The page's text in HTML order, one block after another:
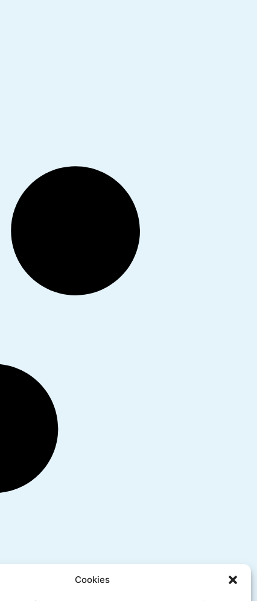
Cookies